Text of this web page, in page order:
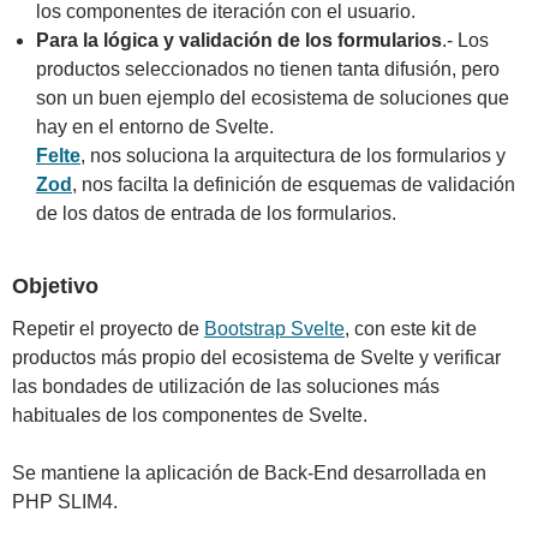
los componentes de iteración con el usuario.
Para la lógica y validación de los formularios.- Los
productos seleccionados no tienen tanta difusión, pero
son un buen ejemplo del ecosistema de soluciones que
hay en el entorno de Svelte.
Felte, nos soluciona la arquitectura de los formularios y
Zod , nos facilta la definición de esquemas de validación
de los datos de entrada de los formularios.
Objetivo
Repetir el proyecto de Bootstrap Svelte, con este kit de
productos más propio del ecosistema de Svelte y verificar
las bondades de utilización de las soluciones más
habituales de los componentes de Svelte.
Se mantiene la aplicación de Back-End desarrollada en
PHP SLIM4.